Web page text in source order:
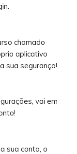
chamado
aplicativo
sua segurança!
vai em
sua conta, o